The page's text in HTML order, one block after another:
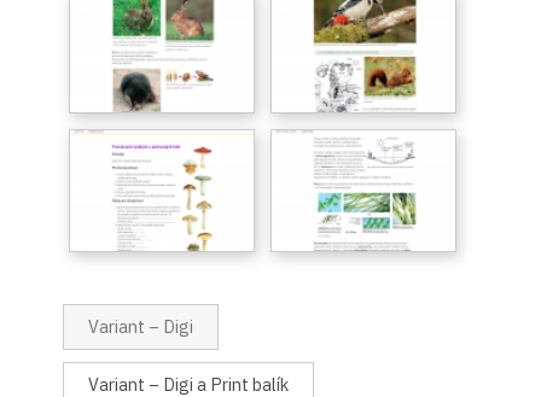
Variant – Digi
Variant – Digi a Print balík